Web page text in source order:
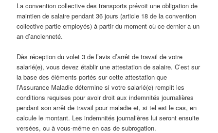
La convention collective des transports prévoit une obligation de
maintien de salaire pendant 36 jours (article 18 de la convention
collective partie employés) à partir du moment où ce dernier a un
an d’ancienneté.
Dès réception du volet 3 de l’avis d’arrêt de travail de votre
salarié(e), vous devez établir une attestation de salaire. C’est sur
la base des éléments portés sur cette attestation que
l’Assurance Maladie détermine si votre salarié(e) remplit les
conditions requises pour avoir droit aux indemnités journalières
pendant son arrêt de travail pour maladie et, si tel est le cas, en
calcule le montant. Les indemnités journalières lui seront ensuite
versées, ou à vous-même en cas de subrogation.